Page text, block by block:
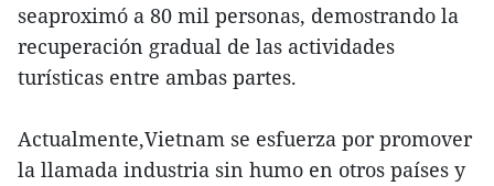
seaproximó a 80 mil personas, demostrando la
recuperación gradual de las actividades
turísticas entre ambas partes.
Actualmente,Vietnam se esfuerza por promover
la llamada industria sin humo en otros países y